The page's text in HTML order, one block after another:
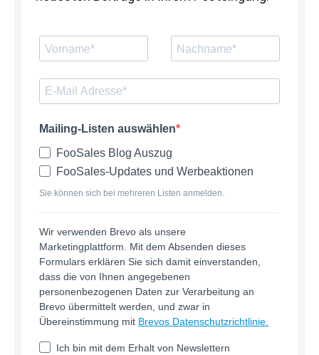
Mailing-Listen auswählen
FooSales Blog Auszug
FooSales-Updates und Werbeaktionen
Sie können sich bei mehreren Listen anmelden.
Wir verwenden Brevo als unsere
Marketingplattform. Mit dem Absenden dieses
Formulars erklären Sie sich damit einverstanden,
dass die von Ihnen angegebenen
personenbezogenen Daten zur Verarbeitung an
Brevo übermittelt werden, und zwar in
Übereinstimmung mit Brevos Datenschutzrichtlinie.
Ich bin mit dem Erhalt von Newslettern